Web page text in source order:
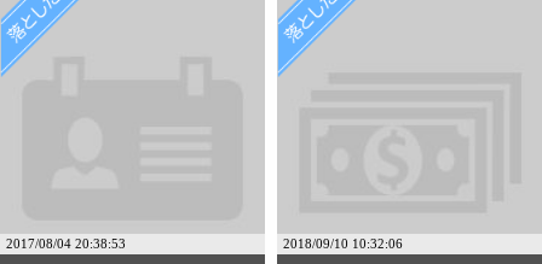
2017/08/04 20:38:53 2018/09/10 10:32:06